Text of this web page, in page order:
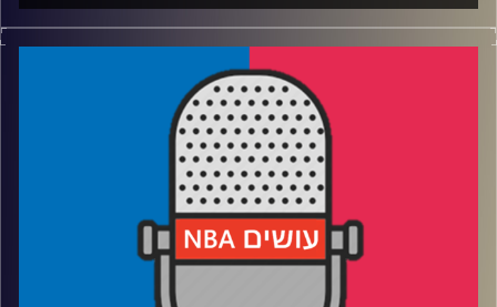
פודקאסט האן.בי.איי עם ערן סורוקה, שרון דוידוביץ׳, משה
דוידוביץ׳ ועידן לוצקי
רבע 1: שוויון ושגעון בין דאלאס לקליפרס, אוקלהומה
משתפשפת על ניו אורלינס
רבע 2: הניקס מטריפים את הגארדן, האם בוסטון תטאטא את
רבע 3: הלייקרס סופרים 10 הפסדים רצופים לדנבר, מינסוטה
לא סופרת את פיניקס